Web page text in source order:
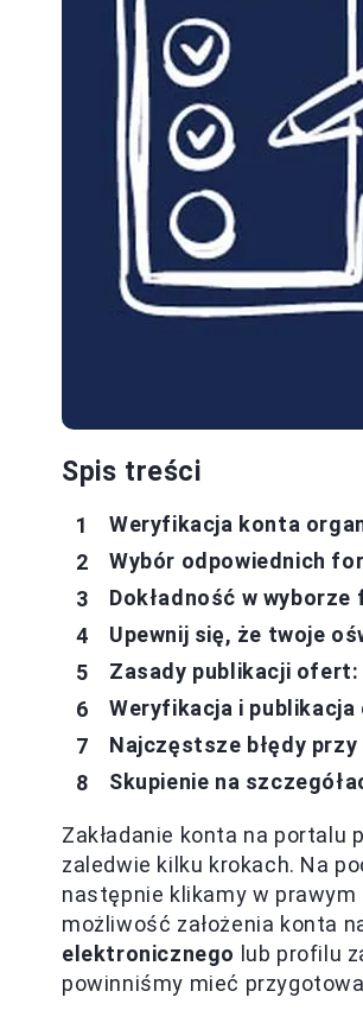
Spis treści
Weryfikacja konta
Wybór odpowiednich
Dokładność w
Upewnij się, że twoje
Zasady publikacji
Weryfikacja i
Najczęstsze błędy
Skupienie na
Zakładanie konta na portalu
zaledwie kilku krokach. Na
następnie klikamy w prawym
możliwość założenia konta
elektronicznego lub profilu
powinniśmy mieć